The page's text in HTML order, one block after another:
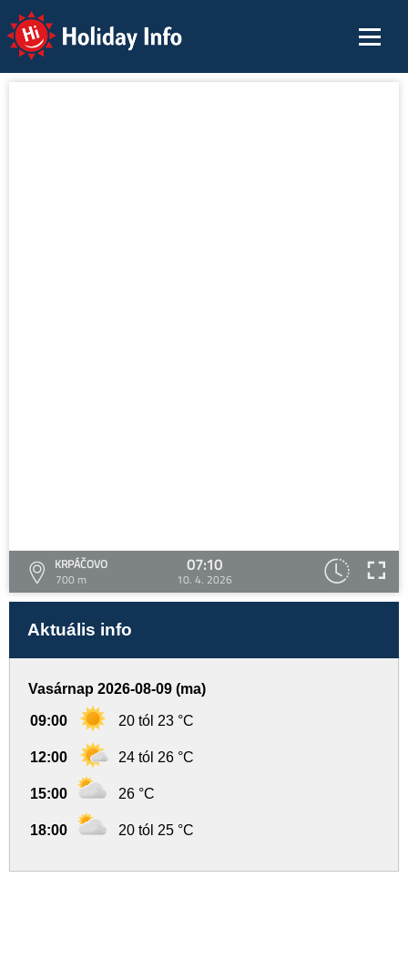
Holiday Info
KRPÁČOVO
700 m
07:10
10. 4. 2026
Aktuális info
Vasárnap 2026-08-09 (ma)
09:00 20 tól 23 °C
12:00 24 tól 26 °C
15:00 26 °C
18:00 20 tól 25 °C